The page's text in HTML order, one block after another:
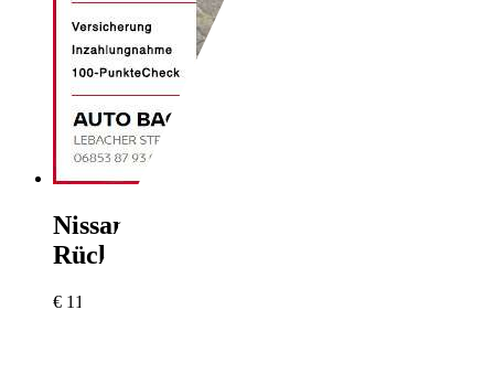
Nissan Qashqai
Rückfahrkamera
€ 11.900,-